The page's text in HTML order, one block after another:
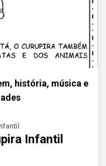
história, música e
Infantil